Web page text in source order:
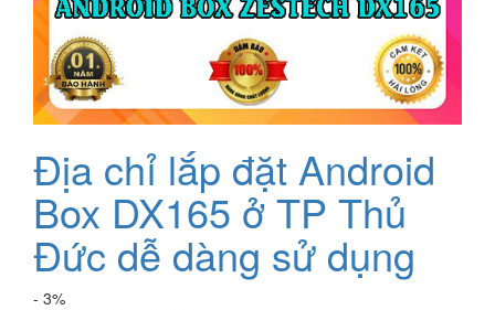
Địa chỉ lắp đặt Android
Box DX165 ở TP Thủ
Đức dễ dàng sử dụng
- 3%